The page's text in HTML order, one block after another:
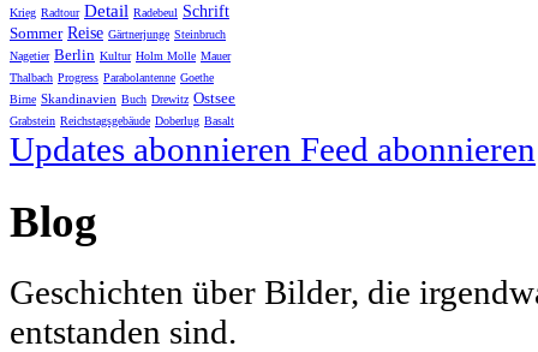
Krieg Radtour Detail Radebeul Schrift
Sommer Reise Gärtnerjunge Steinbruch
Nagetier Berlin Kultur Holm Molle Mauer
Thalbach Progress Parabolantenne Goethe
Birne Skandinavien Buch Drewitz Ostsee
Grabstein Reichstagsgebäude Doberlug Basalt
Updates abonnieren Feed abonnieren
Blog
Geschichten über Bilder, die
entstanden sind.